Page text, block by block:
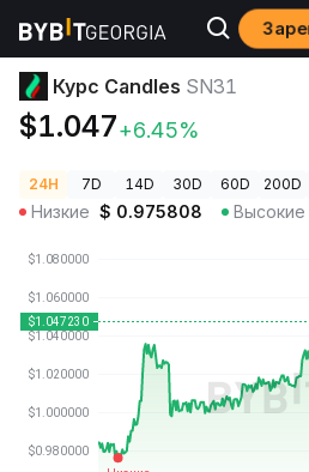
Цены криптовалют Курс Candles
Курс Candles SN31
$1.047+6.45%
24H 7D 14D 30D 60D 200D
Низкие $ 0.975808 Высокие